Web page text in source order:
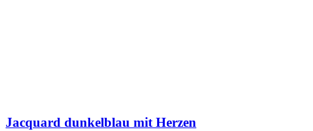
Jacquard dunkelblau mit Herzen